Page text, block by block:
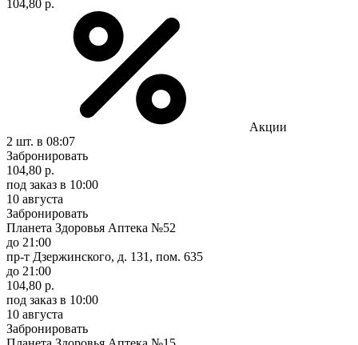
104,80 р.
Акции
2 шт. в 08:07
Забронировать
104,80 р.
под заказ в 10:00
10 августа
Забронировать
Планета Здоровья Аптека №52
до 21:00
пр-т Дзержинского, д. 131, пом. 635
до 21:00
104,80 р.
под заказ в 10:00
10 августа
Забронировать